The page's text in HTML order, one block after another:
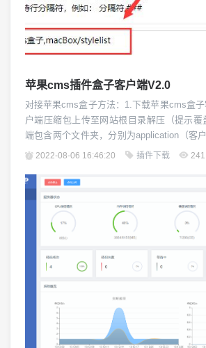
苹果cms插件盒子客户端V2.0
对接苹果cms盒子方法：1.下载苹果cms盒
户端压缩包上传至网站根目录解压（提示覆
端包含两个文件夹，分别为application（客
模板文件）static（默认图片）核心文件进行
苹果cms盒子,macBox/stylelist（参考下图...
2022-08-06 16:46:20 插件下载